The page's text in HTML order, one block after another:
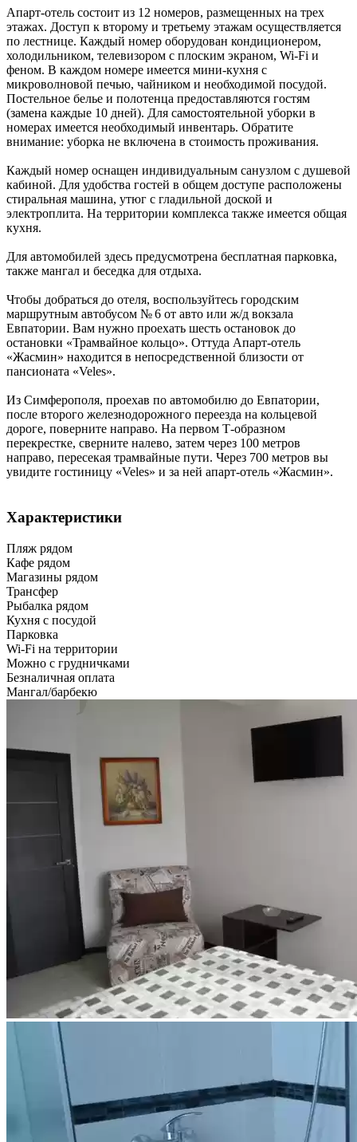
Апарт-отель состоит из 12 номеров, размещенных на трех
этажах. Доступ к второму и третьему этажам осуществляется
по лестнице. Каждый номер оборудован кондиционером,
холодильником, телевизором с плоским экраном, Wi-Fi и
феном. В каждом номере имеется мини-кухня с
микроволновой печью, чайником и необходимой посудой.
Постельное белье и полотенца предоставляются гостям
(замена каждые 10 дней). Для самостоятельной уборки в
номерах имеется необходимый инвентарь. Обратите
внимание: уборка не включена в стоимость проживания.
Каждый номер оснащен индивидуальным санузлом с душевой
кабиной. Для удобства гостей в общем доступе расположены
стиральная машина, утюг с гладильной доской и
электроплита. На территории комплекса также имеется общая
кухня.
Для автомобилей здесь предусмотрена бесплатная парковка,
также мангал и беседка для отдыха.
Чтобы добраться до отеля, воспользуйтесь городским
маршрутным автобусом № 6 от авто или ж/д вокзала
Евпатории. Вам нужно проехать шесть остановок до
остановки «Трамвайное кольцо». Оттуда Апарт-отель
«Жасмин» находится в непосредственной близости от
пансионата «Veles».
Из Симферополя, проехав по автомобилю до Евпатории,
после второго железнодорожного переезда на кольцевой
дороге, поверните направо. На первом Т-образном
перекрестке, сверните налево, затем через 100 метров
направо, пересекая трамвайные пути. Через 700 метров вы
увидите гостиницу «Veles» и за ней апарт-отель «Жасмин».
Характеристики
Пляж рядом
Кафе рядом
Магазины рядом
Трансфер
Рыбалка рядом
Кухня с посудой
Парковка
Wi-Fi на территории
Можно с грудничками
Безналичная оплата
Мангал/барбекю